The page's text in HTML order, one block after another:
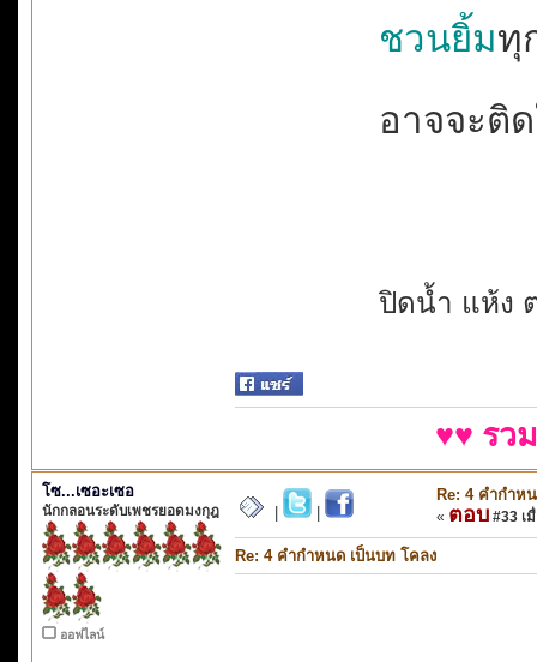
ชวนยิ้มทุ
อาจจะติ
ปิดน้ำ แห้ง
♥♥ รว
โซ...เซอะเซอ
นักกลอนระดับเพชรยอดมงกุฎ
ออฟไลน์
Re: 4 คำกำห
« ตอบ #33 เ
Re: 4 คำกำหนด เป็นบท โคลง